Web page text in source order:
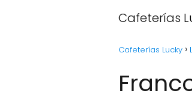
Cafeterías
Cafeterías Lucky